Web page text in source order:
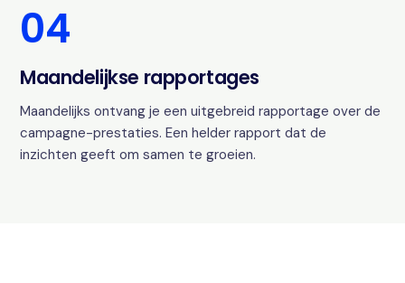
04
Maandelijkse rapportages
Maandelijks ontvang je een uitgebreid rapportage over de
campagne-prestaties. Een helder rapport dat de
inzichten geeft om samen te groeien.